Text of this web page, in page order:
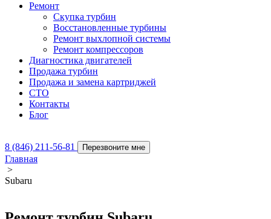
Ремонт
Скупка турбин
Восстановленные турбины
Ремонт выхлопной системы
Ремонт компрессоров
Диагностика двигателей
Продажа турбин
Продажа и замена картриджей
СТО
Контакты
Блог
8 (846) 211-56-81 Перезвоните мне
Главная
>
Subaru